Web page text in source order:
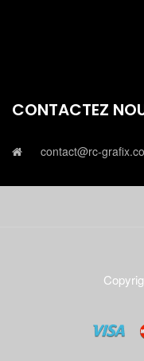
CONTACTEZ
contact@rc-